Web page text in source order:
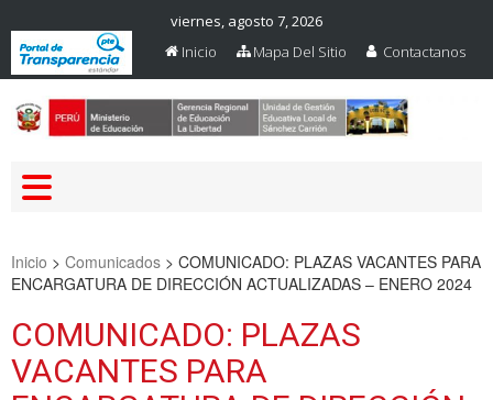
viernes, agosto 7, 2026
Inicio
Mapa Del Sitio Contactanos
Inicio > Comunicados > COMUNICADO: PLAZAS VACANTES PARA
ENCARGATURA DE DIRECCIÓN ACTUALIZADAS – ENERO 2024
COMUNICADO: PLAZAS
VACANTES PARA